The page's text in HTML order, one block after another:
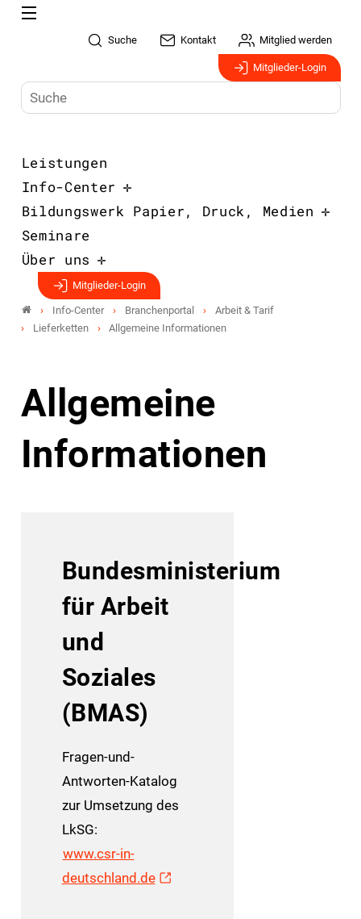
Suche Kontakt Mitglied werden
Mitglieder-Login
Leistungen
Info-Center
Bildungswerk Papier, Druck, Medien
Seminare
Über uns
Mitglieder-Login
Info-Center Branchenportal
Arbeit & Tarif
Lieferketten
Allgemeine Informationen
Allgemeine
Informationen
Bundesministerium
für Arbeit
und
Soziales
(BMAS)
Fragen-und-
Antworten-Katalog
zur Umsetzung des
LkSG:
www.csr-in-
deutschland.de